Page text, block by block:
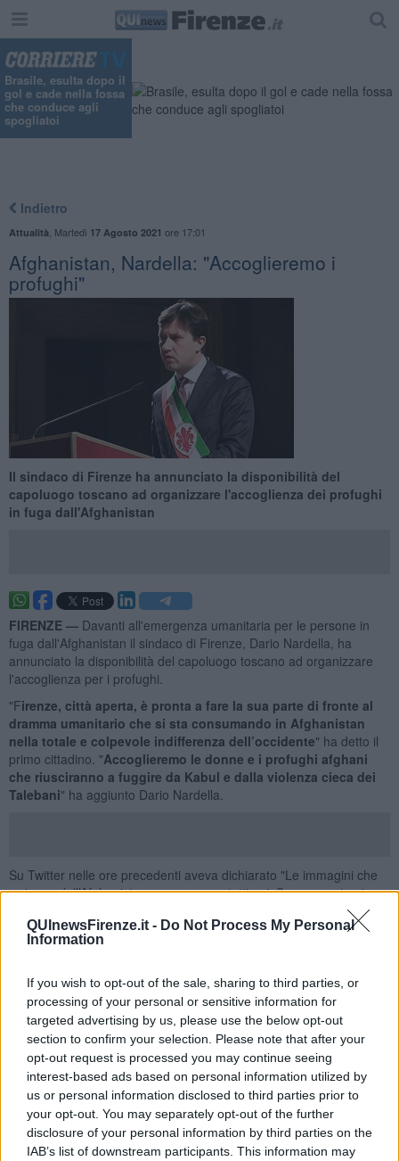
QUInewsFirenze.it - Do Not Process My Personal
Information
If you wish to opt-out of the sale, sharing to third parties, or
processing of your personal or sensitive information for
targeted advertising by us, please use the below opt-out
section to confirm your selection. Please note that after your
opt-out request is processed you may continue seeing
interest-based ads based on personal information utilized by
us or personal information disclosed to third parties prior to
your opt-out. You may separately opt-out of the further
disclosure of your personal information by third parties on the
IAB’s list of downstream participants. This information may
Brasile, esulta dopo il
gol e cade nella fossa
che conduce agli
spogliatoi
Indietro
Attualità Martedì 17 Agosto 2021 ore 17:01
Afghanistan, Nardella: "Accoglieremo i
profughi"
Il sindaco di Firenze ha annunciato la disponibilità del
capoluogo toscano ad organizzare l'accoglienza dei profughi
in fuga dall'Afghanistan
FIRENZE — Davanti all'emergenza umanitaria per le persone in
fuga dall'Afghanistan il sindaco di Firenze, Dario Nardella, ha
annunciato la disponibilità del capoluogo toscano ad organizzare
l'accoglienza per i profughi.
"Firenze, città aperta, è pronta a fare la sua parte di fronte al
dramma umanitario che si sta consumando in Afghanistan
nella totale e colpevole indifferenza dell’occidente" ha detto il
primo cittadino. "Accoglieremo le donne e i profughi afghani
che riusciranno a fuggire da Kabul e dalla violenza cieca dei
Talebani" ha aggiunto Dario Nardella.
Su Twitter nelle ore precedenti aveva dichiarato "Le immagini che
arrivano dall’Afghanistan preoccupano tutti noi. Sono uno strazio.
L’occidente non può permettere che così tante persone perdano la
libertà e la vita. È necessario garantire corridoi umanitari e
protezione a donne e minoranze. Bisogna fare qualcosa, subito".
"Fanno male le immagini terribili che arrivano dall’Afghanistan: un
tuffo al cuore, la vittoria di un regime pericoloso e oscurantista. A
pagarne il prezzo più alto, già da adesso, come possiamo vedere
sono le donne, i bambini. E chi per 20 anni ha creduto nella
battaglia per la democrazia. L’Europa e l’Occidente non possono
chiudere gli occhi o mostrarsi indifferenti di fronte a quanto sta
accadendo. Come Comune siamo pronti a fare la nostra parte per
fronteggiare questa drammatica emergenza umanitaria aprendo
percorsi di ospitalità con la Rete Sai attraverso il Ministero
dell'Interno ed Anci".